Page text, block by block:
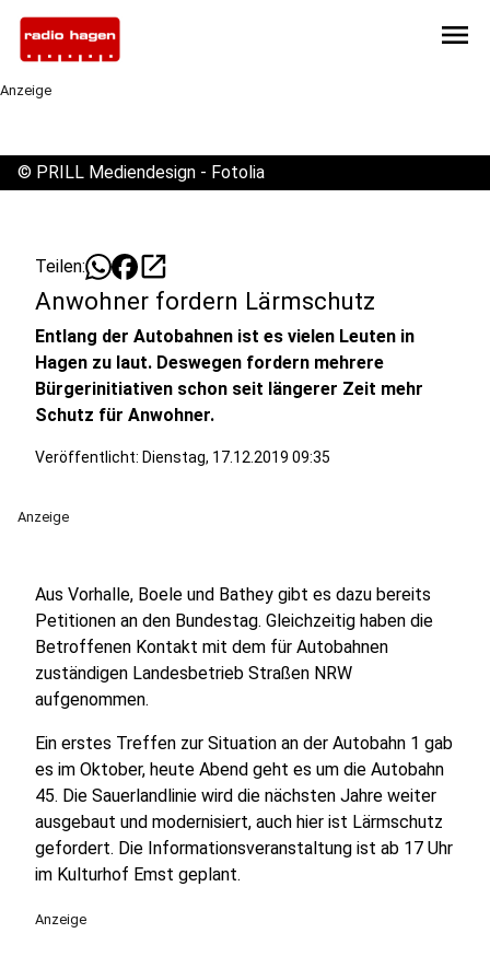
menu
Anzeige
© PRILL Mediendesign - Fotolia
Teilen: open_in_new
Anwohner fordern Lärmschutz
Entlang der Autobahnen ist es vielen Leuten in
Hagen zu laut. Deswegen fordern mehrere
Bürgerinitiativen schon seit längerer Zeit mehr
Schutz für Anwohner.
Veröffentlicht: Dienstag, 17.12.2019 09:35
Anzeige
Aus Vorhalle, Boele und Bathey gibt es dazu bereits
Petitionen an den Bundestag. Gleichzeitig haben die
Betroffenen Kontakt mit dem für Autobahnen
zuständigen Landesbetrieb Straßen NRW
aufgenommen.
Ein erstes Treffen zur Situation an der Autobahn 1 gab
es im Oktober, heute Abend geht es um die Autobahn
45. Die Sauerlandlinie wird die nächsten Jahre weiter
ausgebaut und modernisiert, auch hier ist Lärmschutz
gefordert. Die Informationsveranstaltung ist ab 17 Uhr
im Kulturhof Emst geplant.
Anzeige